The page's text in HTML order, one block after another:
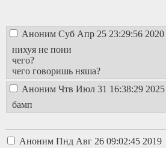
Аноним Суб Апр 25 23:29:56 2020
нихуя не пони
чего?
чего говоришь няша?
Аноним Чтв Июл 31 16:38:29 2025
бамп
Аноним Пнд Авг 26 09:02:45 2019